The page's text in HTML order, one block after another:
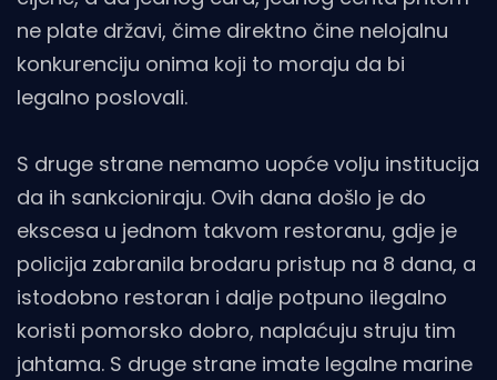
ne plate državi, čime direktno čine nelojalnu
konkurenciju onima koji to moraju da bi
legalno poslovali.
S druge strane nemamo uopće volju institucija
da ih sankcioniraju. Ovih dana došlo je do
ekscesa u jednom takvom restoranu, gdje je
policija zabranila brodaru pristup na 8 dana, a
istodobno restoran i dalje potpuno ilegalno
koristi pomorsko dobro, naplaćuju struju tim
jahtama. S druge strane imate legalne marine